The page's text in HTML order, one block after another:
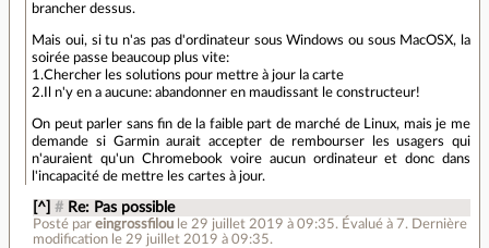
brancher dessus.
Mais oui, si tu n'as pas d'ordinateur sous Windows ou sous MacOSX, la
soirée passe beaucoup plus vite:
1.Chercher les solutions pour mettre à jour la carte
2.Il n'y en a aucune: abandonner en maudissant le constructeur!
On peut parler sans fin de la faible part de marché de Linux, mais je me
demande si Garmin aurait accepter de rembourser les usagers qui
n'auraient qu'un Chromebook voire aucun ordinateur et donc dans
l'incapacité de mettre les cartes à jour.
[^] # Re: Pas possible
Posté par eingrossfilou le 29 juillet 2019 à 09:35. Évalué à 7. Dernière
modification le 29 juillet 2019 à 09:35.